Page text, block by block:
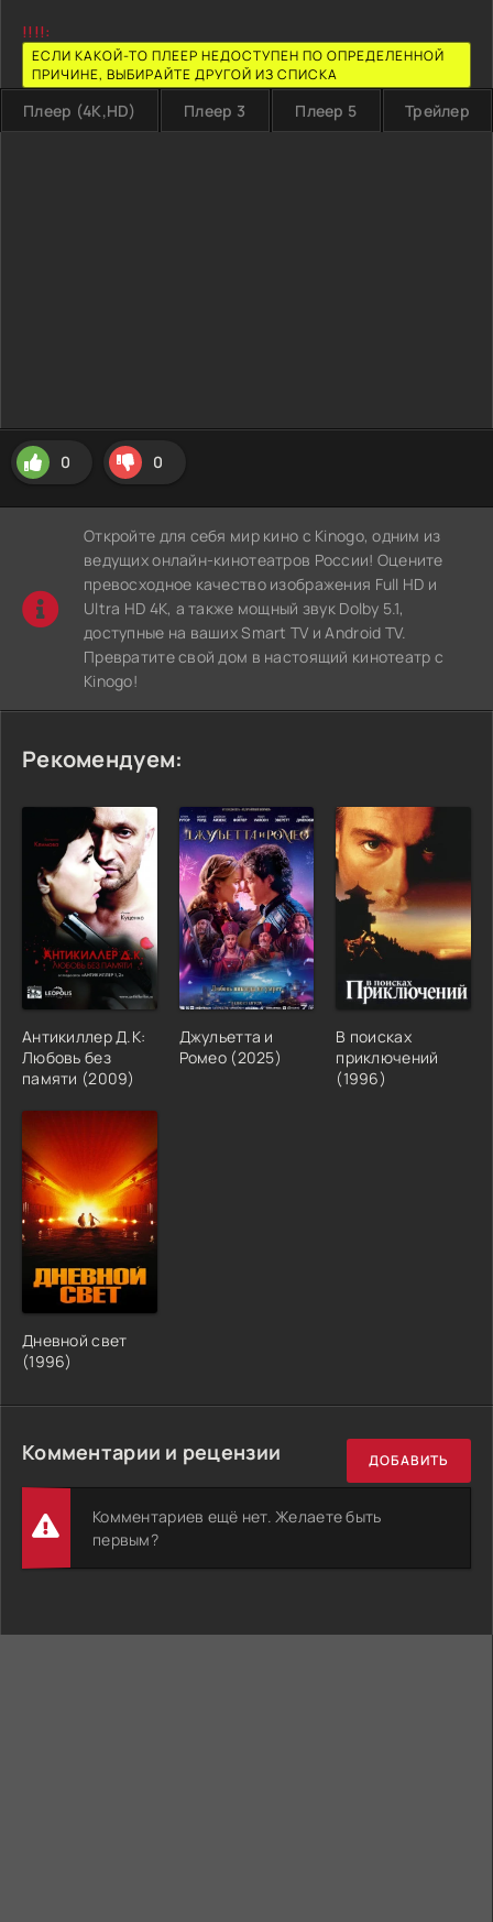
!!!!:
ЕСЛИ КАКОЙ-ТО ПЛЕЕР НЕДОСТУПЕН ПО ОПРЕДЕЛЕННОЙ
ПРИЧИНЕ, ВЫБИРАЙТЕ ДРУГОЙ ИЗ СПИСКА
Плеер (4K,HD) Плеер 3 Плеер 5 Трейлер
0 0
Откройте для себя мир кино с Kinogo, одним из
ведущих онлайн-кинотеатров России! Оцените
превосходное качество изображения Full HD и
Ultra HD 4K, а также мощный звук Dolby 5.1,
доступные на ваших Smart TV и Android TV.
Превратите свой дом в настоящий кинотеатр с
Kinogo!
Рекомендуем:
Антикиллер Д.К:
Любовь без
памяти (2009)
Джульетта и
Ромео (2025)
В поисках
приключений
(1996)
Дневной свет
(1996)
Комментарии и рецензии ДОБАВИТЬ
Комментариев ещё нет. Желаете быть
первым?